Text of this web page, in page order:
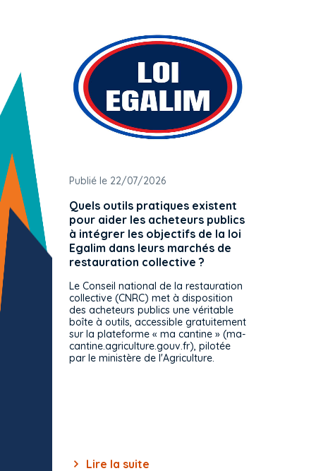
Publié le 22/07/2026
Quels outils pratiques existent
pour aider les acheteurs publics
à intégrer les objectifs de la loi
Egalim dans leurs marchés de
restauration collective ?
Le Conseil national de la restauration
collective (CNRC) met à disposition
des acheteurs publics une véritable
boîte à outils, accessible gratuitement
sur la plateforme « ma cantine » (ma-
cantine.agriculture.gouv.fr), pilotée
par le ministère de l'Agriculture.
Lire la suite